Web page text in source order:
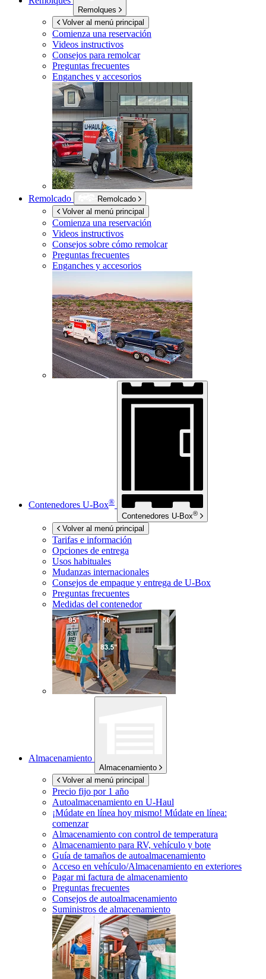
Remolques
Volver al menú principal
Comienza una reservación
Videos instructivos
Consejos para remolcar
Preguntas frecuentes
Enganches y accesorios
Remolcado
Remolcado
Volver al menú principal
Comienza una reservación
Videos instructivos
Consejos sobre cómo remolcar
Preguntas frecuentes
Enganches y accesorios
Contenedores U-Box®
Contenedores U-Box®
Volver al menú principal
Tarifas e información
Opciones de entrega
Usos habituales
Mudanzas internacionales
Consejos de empaque y entrega de U-Box
Preguntas frecuentes
Medidas del contenedor
Almacenamiento
Almacenamiento
Volver al menú principal
Precio fijo por 1 año
Autoalmacenamiento en U-Haul
¡Múdate en línea hoy mismo! Múdate en línea:
comenzar
Almacenamiento con control de temperatura
Almacenamiento para RV, vehículo y bote
Guía de tamaños de autoalmacenamiento
Acceso en vehículo/Almacenamiento en exteriores
Pagar mi factura de almacenamiento
Preguntas frecuentes
Consejos de autoalmacenamiento
Suministros de almacenamiento